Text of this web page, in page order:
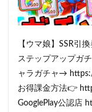
【ウマ娘】SSR引
ステップアップガ
ャラガチャ→
お得課金方法👉
GooglePlay公認店